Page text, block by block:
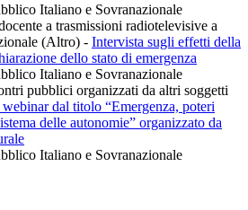
Italiano e Sovranazionale
a trasmissioni radiotelevisive a
(Altro) - Intervista sugli effetti della
dello stato di emergenza
Italiano e Sovranazionale
pubblici organizzati da altri soggetti
dal titolo “Emergenza, poteri
delle autonomie” organizzato da
Italiano e Sovranazionale